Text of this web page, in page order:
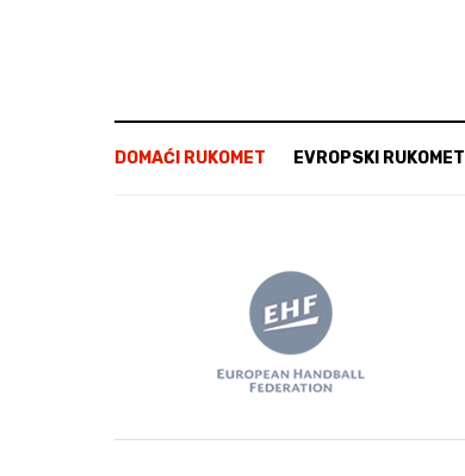
DOMAĆI RUKOMET EVROPSKI RUKOMET